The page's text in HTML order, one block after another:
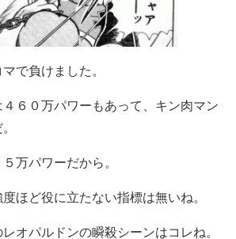
で負けました。
４６０万パワーもあって、キン肉マン
万パワーだから。
ほど役に立たない指標は無いね。
オパルドンの瞬殺シーンはコレね。